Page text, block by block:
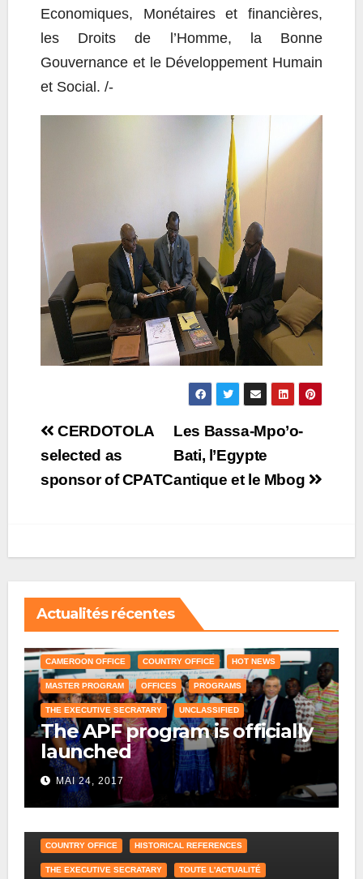
Economiques, Monétaires et financières,
les Droits de l’Homme, la Bonne
Gouvernance et le Développement Humain
et Social. /-
Post
navigation
Les Bassa-Mpo’o-
Bati, l’Egypte
antique et le Mbog
CERDOTOLA
selected as
sponsor of CPATC
Actualités récentes
CAMEROON OFFICE COUNTRY OFFICE HOT NEWS
MASTER PROGRAM OFFICES PROGRAMS
THE EXECUTIVE SECRATARY UNCLASSIFIED
The APF program is officially
launched
MAI 24, 2017
COUNTRY OFFICE HISTORICAL REFERENCES
THE EXECUTIVE SECRATARY TOUTE L'ACTUALITÉ